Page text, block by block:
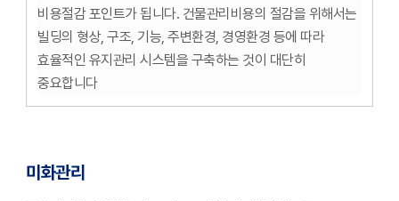
비용절감 포인트가 됩니다. 건물관리비용의 절감을 위해서는
빌딩의 형상, 구조, 기능, 주변환경, 경영환경 등에 따라
효율적인 유지관리 시스템을 구축하는 것이 대단히
중요합니다
미화관리